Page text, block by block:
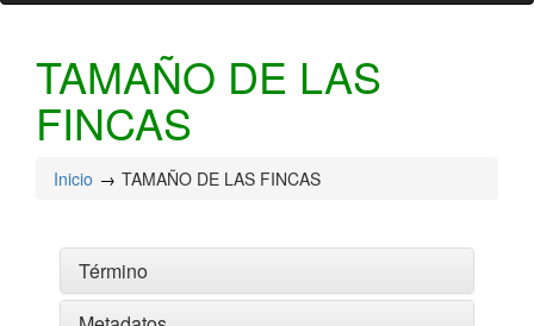
TAMAÑO DE LAS
FINCAS
Inicio TAMAÑO DE LAS FINCAS
Término